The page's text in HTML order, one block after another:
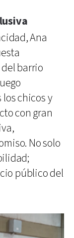
Ana
barrio
chicos y
con gran
No solo
público del